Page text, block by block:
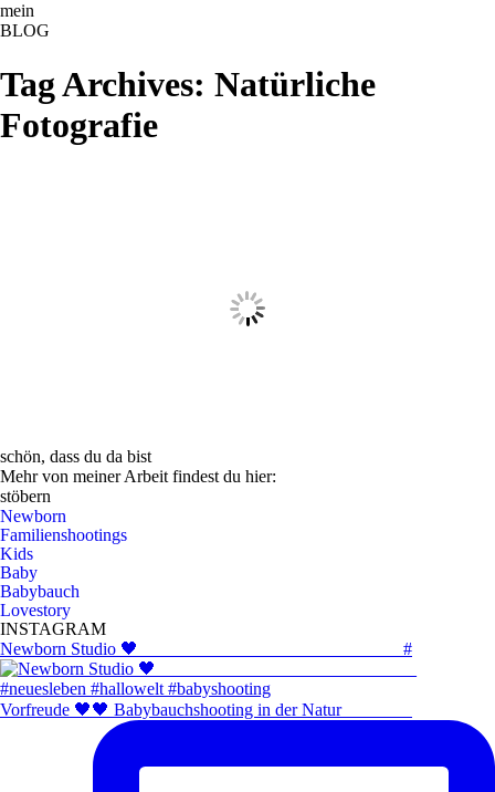
ME
NU
mein
BLOG
Tag Archives: Natürliche
Fotografie
schön, dass du da bist
Mehr von meiner Arbeit findest du hier:
stöbern
Newborn
Familienshootings
Kids
Baby
Babybauch
Lovestory
INSTAGRAM
Newborn Studio 🖤 _____________________________ #
Vorfreude 🖤🖤 Babybauchshooting in der Natur ⠀⠀⠀⠀⠀